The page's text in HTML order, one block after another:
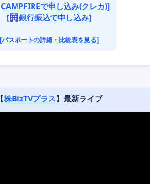
CAMPFIREで申し込み(クレカ)]
[
銀行振込で申し込み]
[パスポートの詳細・比較表を見る]
【株BizTVプラス】最新ライブ